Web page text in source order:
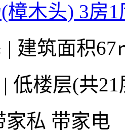
樟木头) 3房1
| 建筑面积
| 低楼层(共
家私 带家电